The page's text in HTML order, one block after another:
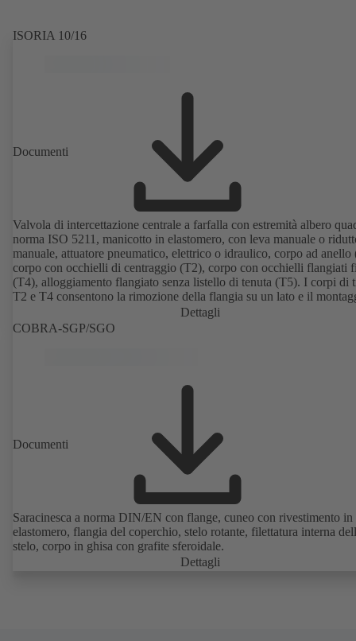
ISORIA 10/16
Documenti
Valvola di intercettazione centrale a farfalla con estremità albero
norma ISO 5211, manicotto in elastomero, con leva manuale o
manuale, attuatore pneumatico, elettrico o idraulico, corpo ad anello
corpo con occhielli di centraggio (T2), corpo con occhielli flangiati
(T4), alloggiamento flangiato senza listello di tenuta (T5). I corpi di
T2 e T4 consentono la rimozione della flangia su un lato e il
come valvola finale con controflangia. Collegamenti secondo EN,
e JIS.
Dettagli
COBRA-SGP/SGO
Documenti
Saracinesca a norma DIN/EN con flange, cuneo con rivestimento in
elastomero, flangia del coperchio, stelo rotante, filettatura interna
stelo, corpo in ghisa con grafite sferoidale.
Dettagli